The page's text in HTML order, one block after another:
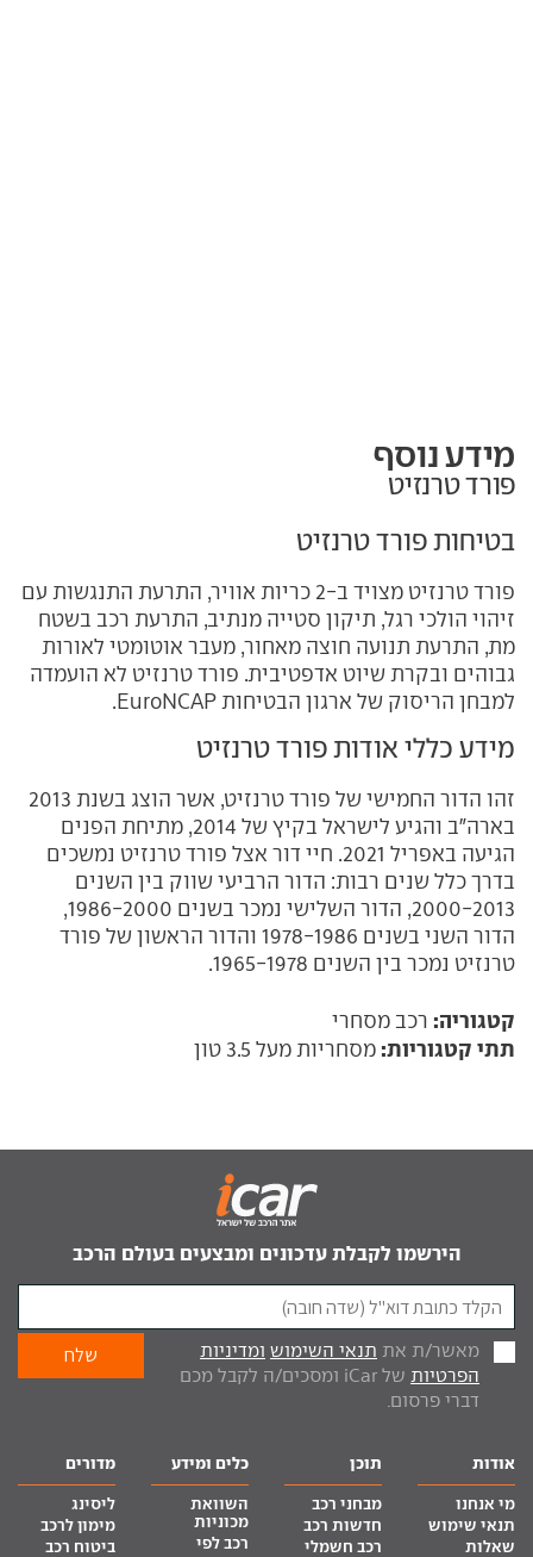
מידע נוסף
פורד טרנזיט
בטיחות פורד טרנזיט
פורד טרנזיט מצויד ב-2 כריות אוויר, התרעת התנגשות עם
זיהוי הולכי רגל, תיקון סטייה מנתיב, התרעת רכב בשטח
מת, התרעת תנועה חוצה מאחור, מעבר אוטומטי לאורות
גבוהים ובקרת שיוט אדפטיבית. פורד טרנזיט לא הועמדה
למבחן הריסוק של ארגון הבטיחות EuroNCAP.
מידע כללי אודות פורד טרנזיט
זהו הדור החמישי של פורד טרנזיט, אשר הוצג בשנת 2013
בארה"ב והגיע לישראל בקיץ של 2014, מתיחת הפנים
הגיעה באפריל 2021. חיי דור אצל פורד טרנזיט נמשכים
בדרך כלל שנים רבות: הדור הרביעי שווק בין השנים
2000-2013, הדור השלישי נמכר בשנים 1986-2000,
הדור השני בשנים 1978-1986 והדור הראשון של פורד
טרנזיט נמכר בין השנים 1965-1978.
קטגוריה: רכב מסחרי
תתי קטגוריות: מסחריות מעל 3.5 טון
הירשמו לקבלת עדכונים ומבצעים בעולם הרכב
מאשר/ת את תנאי השימוש ומדיניות
הפרטיות
של iCar ומסכים/ה לקבל מכם
דברי פרסום.
אודות
מי אנחנו
תנאי שימוש
שאלות
תוכן
מבחני רכב
חדשות רכב
רכב חשמלי
כלים ומידע
השוואת
מכוניות
רכב לפי
מדורים
ליסינג
מימון לרכב
ביטוח רכב